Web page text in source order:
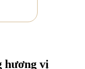
hương vị